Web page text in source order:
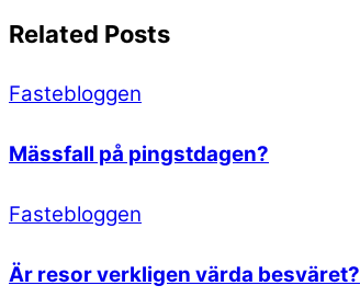
Related Posts
Fastebloggen
Mässfall på pingstdagen?
Fastebloggen
Är resor verkligen värda besväret?